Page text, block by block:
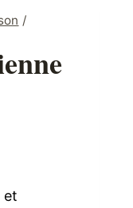
/
et